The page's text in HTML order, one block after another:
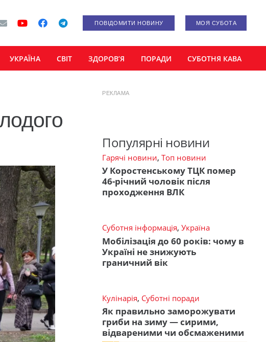
ПОВІДОМИТИ НОВИНУ МОЯ СУБОТА
УКРАЇНА СВІТ ЗДОРОВ’Я ПОРАДИ СУБОТНЯ КАВА
РЕКЛАМА
Популярні новини
Гарячі новини, Топ новини
У Коростенському ТЦК помер
46-річний чоловік після
проходження ВЛК
Суботня інформація, Україна
Мобілізація до 60 років: чому в
Україні не знижують
граничний вік
Кулінарія, Суботні поради
Як правильно заморожувати
гриби на зиму — сирими,
відвареними чи обсмаженими